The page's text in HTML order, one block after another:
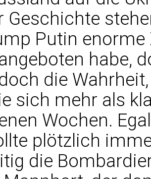
Geschichte
Putin
habe,
die
sich mehr als
Wochen.
plötzlich
die